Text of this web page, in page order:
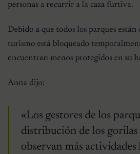
personas a recurrir a la caza furtiva.
Debido a que todos los parques están
turismo está bloqueado
encuentran menos protegidos en su
Anna dijo:
«Los gestores de los
distribución de los
observan más actividades